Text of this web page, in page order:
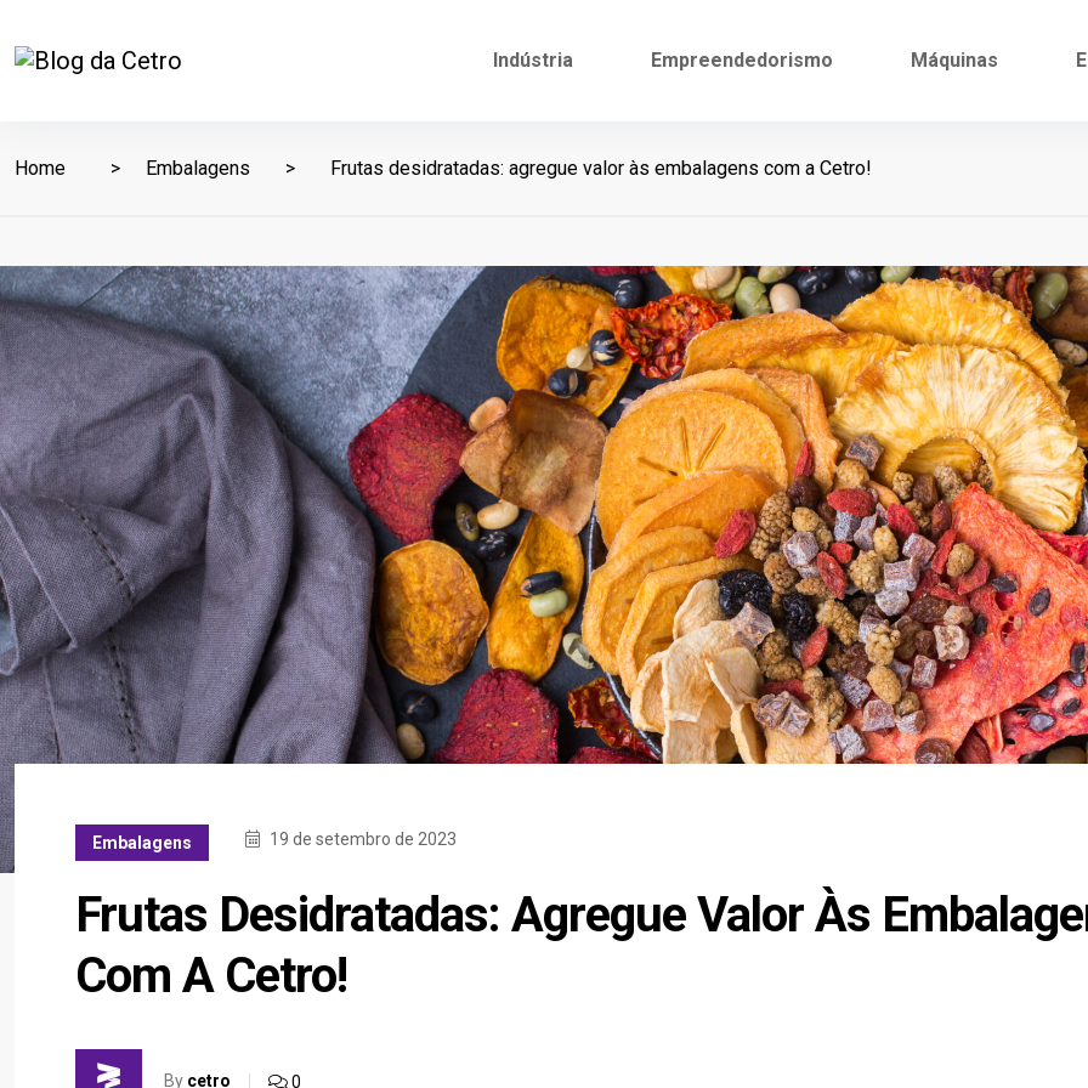
Indústria Empreendedorismo Máquinas
Home Embalagens Frutas desidratadas: agregue valor às embalagens com a Cetro!
Embalagens 19 de setembro de 2023
Frutas Desidratadas: Agregue Valor Às
Com A Cetro!
By cetro 0